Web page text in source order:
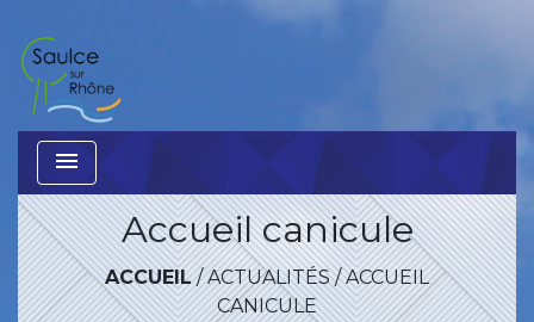
menu
Accueil canicule
ACCUEIL/ACTUALITÉS/ACCUEIL
CANICULE